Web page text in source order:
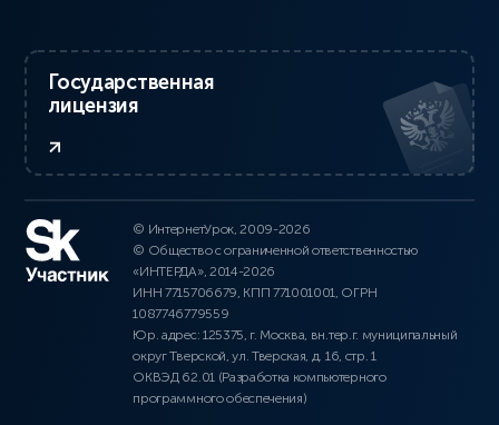
Государственная
лицензия
© ИнтернетУрок, 2009-2026
© Общество с ограниченной ответственностью
«ИНТЕРДА», 2014-2026
ИНН 7715706679, КПП 771001001, ОГРН
1087746779559
Юр. адрес: 125375, г. Москва, вн.тер.г. муниципальный
округ Тверской, ул. Тверская, д. 16, стр. 1
ОКВЭД 62.01 (Разработка компьютерного
программного обеспечения)